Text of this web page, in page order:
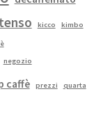
kicco kimbo
negozio
caffè prezzi quarta